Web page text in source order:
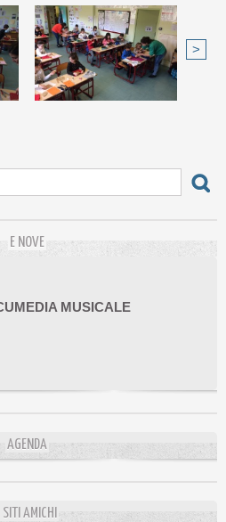
>
E NOVE
AGENDA
I SITI AMICHI